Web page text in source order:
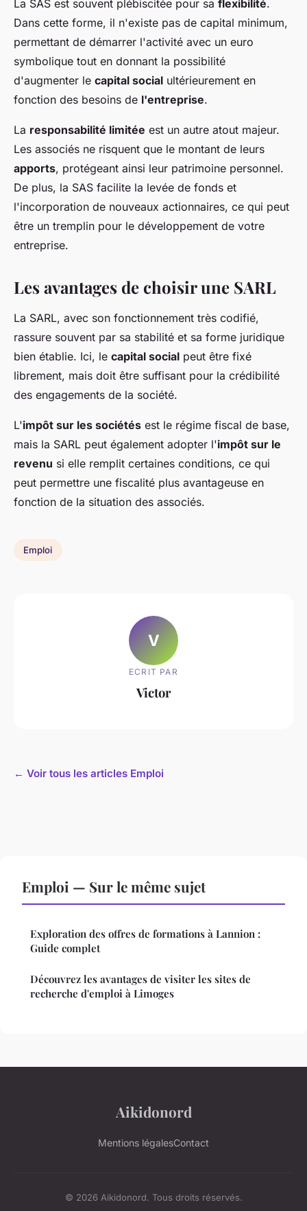
La SAS est souvent plébiscitée pour sa flexibilité.
Dans cette forme, il n'existe pas de capital minimum,
permettant de démarrer l'activité avec un euro
symbolique tout en donnant la possibilité
d'augmenter le capital social ultérieurement en
fonction des besoins de l'entreprise.
La responsabilité limitée est un autre atout majeur.
Les associés ne risquent que le montant de leurs
apports, protégeant ainsi leur patrimoine personnel.
De plus, la SAS facilite la levée de fonds et
l'incorporation de nouveaux actionnaires, ce qui peut
être un tremplin pour le développement de votre
entreprise.
Les avantages de choisir une SARL
La SARL, avec son fonctionnement très codifié,
rassure souvent par sa stabilité et sa forme juridique
bien établie. Ici, le capital social peut être fixé
librement, mais doit être suffisant pour la crédibilité
des engagements de la société.
L'impôt sur les sociétés est le régime fiscal de base,
mais la SARL peut également adopter l'impôt sur le
revenu si elle remplit certaines conditions, ce qui
peut permettre une fiscalité plus avantageuse en
fonction de la situation des associés.
Emploi
V
ECRIT PAR
Victor
← Voir tous les articles Emploi
Emploi — Sur le même sujet
Exploration des offres de formations à Lannion :
Guide complet
Découvrez les avantages de visiter les sites de
recherche d'emploi à Limoges
Aikidonord
Mentions légalesContact
© 2026 Aikidonord. Tous droits réservés.